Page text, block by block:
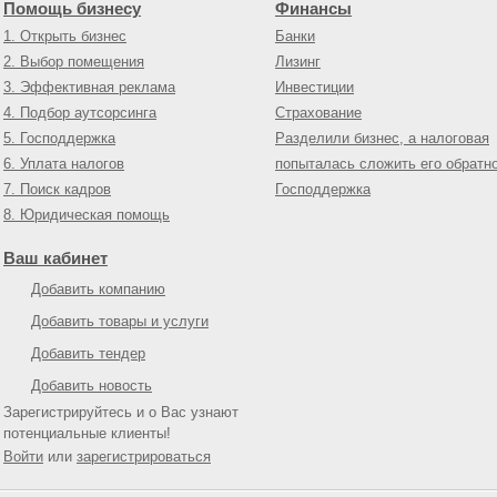
Помощь бизнесу
1. Открыть бизнес
2. Выбор помещения
3. Эффективная реклама
4. Подбор аутсорсинга
5. Господдержка
6. Уплата налогов
7. Поиск кадров
8. Юридическая помощь
Финансы
Банки
Лизинг
Инвестиции
Страхование
Разделили бизнес, а налоговая
попыталась сложить его
Господдержка
Ваш кабинет
Добавить компанию
Добавить товары и услуги
Добавить тендер
Добавить новость
Зарегистрируйтесь и о Вас узнают
потенциальные клиенты!
Войти или зарегистрироваться